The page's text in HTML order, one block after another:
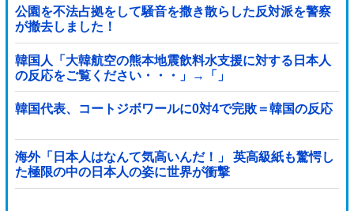
公園を不法占拠をして騒音を撒き散らした反対派を警察
が撤去しました！
韓国人「大韓航空の熊本地震飲料水支援に対する日本人
の反応をご覧ください・・・」→「」
韓国代表、コートジボワールに0対4で完敗＝韓国の反応
海外「日本人はなんて気高いんだ！」 英高級紙も驚愕し
た極限の中の日本人の姿に世界が衝撃